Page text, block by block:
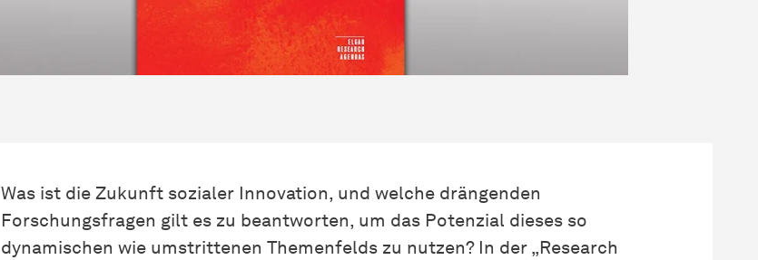
Was ist die Zukunft sozialer Innovation, und welche drängenden
Forschungsfragen gilt es zu beantworten, um das Potenzial dieses so
dynamischen wie umstrittenen Themenfelds zu nutzen? In der „Research